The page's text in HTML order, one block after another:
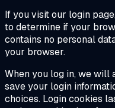
If you visit our login
to determine if your
contains no personal
your browser.
When you log in, we will
save your login
choices. Login cookies